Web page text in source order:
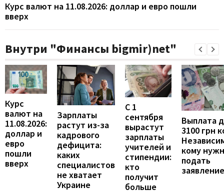
Курс валют на 11.08.2026: доллар и евро пошли
вверх
Внутри "Финансы bigmir)net"
Курс
валют на
11.08.2026:
доллар и
евро
пошли
вверх
Зарплаты
растут из-за
кадрового
дефицита:
каких
специалистов
не хватает
Украине
С 1
сентября
вырастут
зарплаты
учителей и
стипендии:
кто
получит
больше
Выплата
3100 грн
кому
подать
заявление